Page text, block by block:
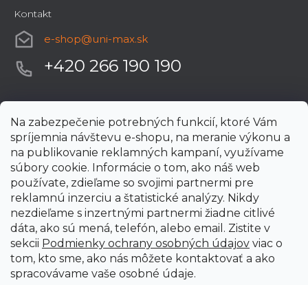
Na zabezpečenie potrebných funkcií, ktoré Vám
spríjemnia návštevu e-shopu, na meranie výkonu a
na publikovanie reklamných kampaní, využívame
súbory cookie. Informácie o tom, ako náš web
používate, zdieľame so svojimi partnermi pre
reklamnú inzerciu a štatistické analýzy. Nikdy
nezdieľame s inzertnými partnermi žiadne citlivé
dáta, ako sú mená, telefón, alebo email. Zistite v
sekcii Podmienky ochrany osobných údajov viac o
tom, kto sme, ako nás môžete kontaktovať a ako
spracovávame vaše osobné údaje.
Kontakt
e-shop@uni-max.sk
+420 266 190 190